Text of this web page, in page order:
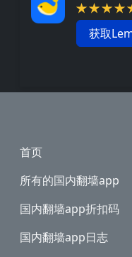
获取
Footer
首页
所有的国内翻墙app
国内翻墙app折扣码
国内翻墙app日志